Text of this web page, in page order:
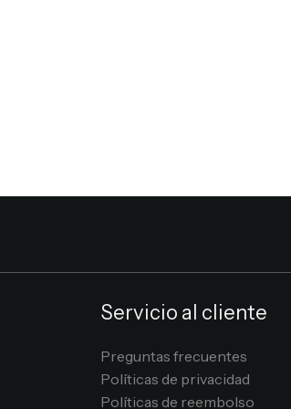
Servicio al cliente
Preguntas frecuentes
Políticas de privacidad
Políticas de reembolso